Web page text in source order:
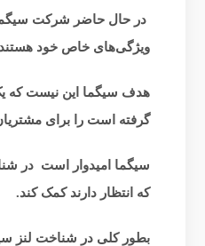
در حال حاضر شرکت سیگما
ویژگی‌های خاص خود هستند و
هدف سیگما این نیست که
گرفته‌ است را برای
سیگما امیدوار است در
که انتظار دارند کمک کند.
بطور کلی در شناخت لنز